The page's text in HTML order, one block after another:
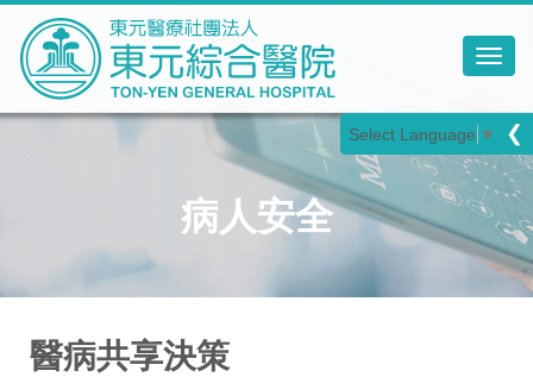
Select Language ▼ ❮
病人安全
醫病共享決策